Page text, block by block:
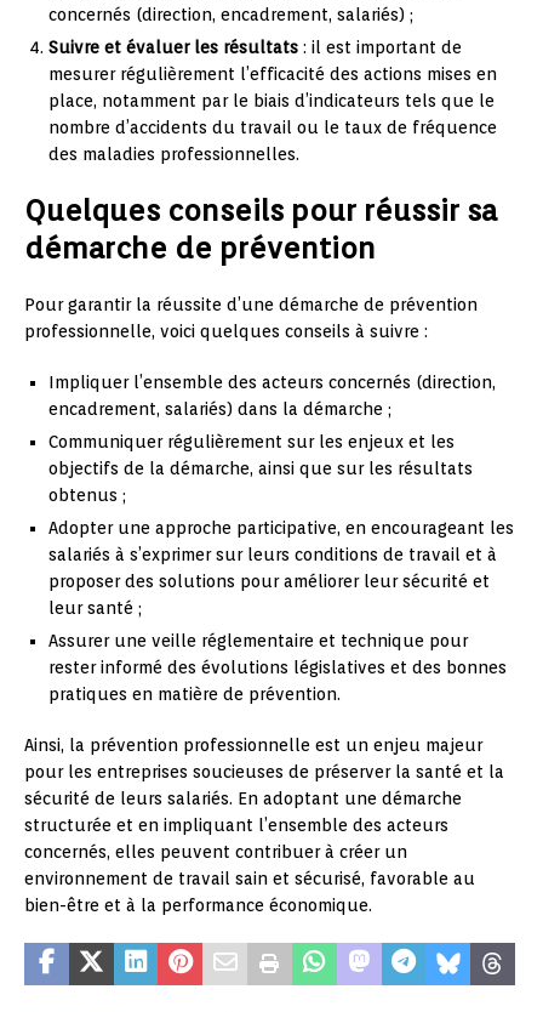
concernés (direction, encadrement, salariés) ;
Suivre et évaluer les résultats : il est important de
mesurer régulièrement l’efficacité des actions mises en
place, notamment par le biais d’indicateurs tels que le
nombre d’accidents du travail ou le taux de fréquence
des maladies professionnelles.
Quelques conseils pour réussir sa
démarche de prévention
Pour garantir la réussite d’une démarche de prévention
professionnelle, voici quelques conseils à suivre :
Impliquer l’ensemble des acteurs concernés (direction,
encadrement, salariés) dans la démarche ;
Communiquer régulièrement sur les enjeux et les
objectifs de la démarche, ainsi que sur les résultats
obtenus ;
Adopter une approche participative, en encourageant les
salariés à s’exprimer sur leurs conditions de travail et à
proposer des solutions pour améliorer leur sécurité et
leur santé ;
Assurer une veille réglementaire et technique pour
rester informé des évolutions législatives et des bonnes
pratiques en matière de prévention.
Ainsi, la prévention professionnelle est un enjeu majeur
pour les entreprises soucieuses de préserver la santé et la
sécurité de leurs salariés. En adoptant une démarche
structurée et en impliquant l’ensemble des acteurs
concernés, elles peuvent contribuer à créer un
environnement de travail sain et sécurisé, favorable au
bien-être et à la performance économique.